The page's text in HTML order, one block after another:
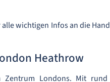
wichtigen Infos an die
Heathrow
Londons. Mit